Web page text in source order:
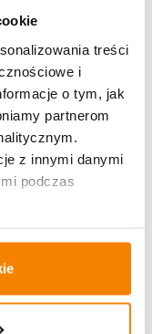
treści
i
o tym, jak
partnerom
z innymi danymi
podczas